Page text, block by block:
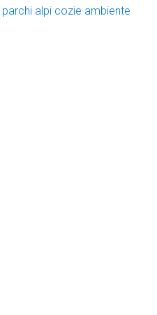
parchi alpi cozie ambiente